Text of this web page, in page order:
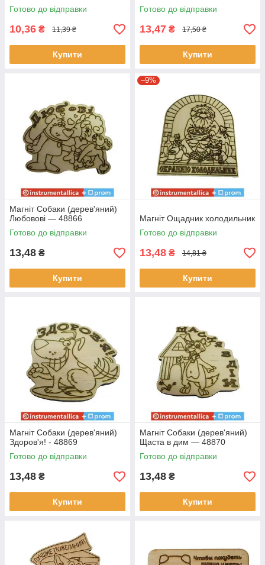
Готово до відправки
10,36 ₴ 11,39 ₴
Купити
Готово до відправки
13,47 ₴ 17,50 ₴
Купити
Магніт Собаки (дерев'яний)
Любовові — 48866
Готово до відправки
13,48 ₴
Купити
–9%
Магніт Ощадник холодильник
Готово до відправки
13,48 ₴ 14,81 ₴
Купити
Магніт Собаки (дерев'яний)
Здоров'я! - 48869
Готово до відправки
13,48 ₴
Купити
Магніт Собаки (дерев'яний)
Щаста в дим — 48870
Готово до відправки
13,48 ₴
Купити